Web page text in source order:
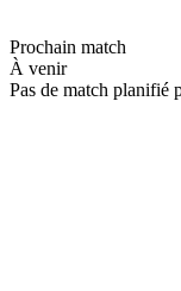
Prochain match
À venir
Pas de match planifié